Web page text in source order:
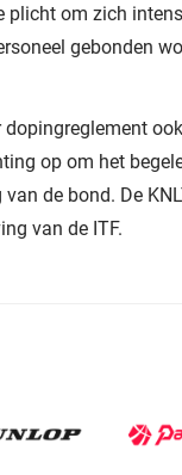
plicht om zich
gebonden
dopingreglement
op om het
de bond. De
van de ITF.